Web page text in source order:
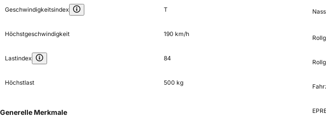
Geschwindigkeitsindex T
Höchstgeschwindigkeit 190 km/h
Lastindex 84
Höchstlast 500 kg
Generelle Merkmale